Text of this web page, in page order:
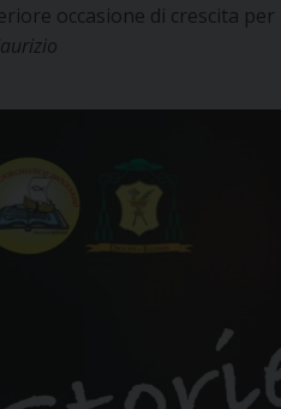
occasione di crescita